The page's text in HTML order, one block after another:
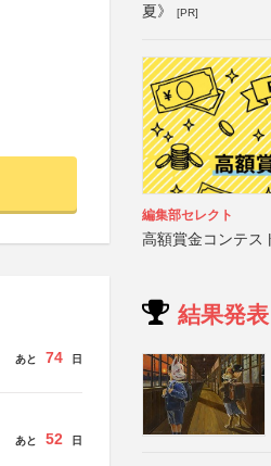
あと 74 日
あと 52 日
夏》
[PR]
編集部セレクト
高額賞金コンテス
結果発表